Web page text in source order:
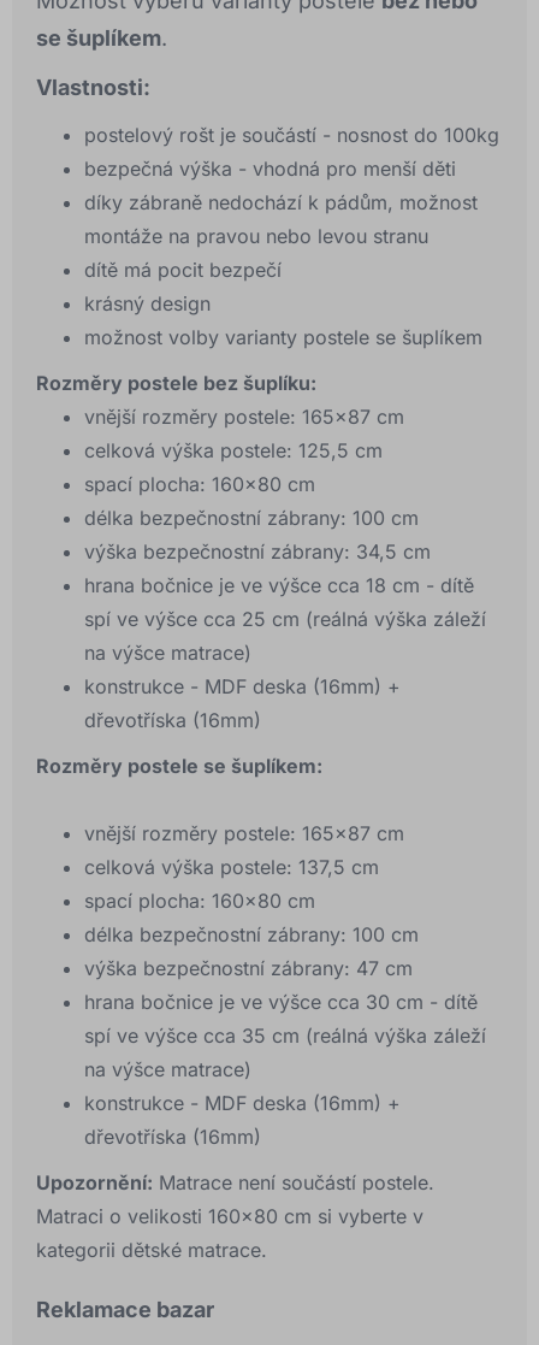
se šuplíkem.
Vlastnosti:
postelový rošt je součástí - nosnost do 100kg
bezpečná výška - vhodná pro menší děti
díky zábraně nedochází k pádům, možnost
montáže na pravou nebo levou stranu
dítě má pocit bezpečí
krásný design
možnost volby varianty postele se šuplíkem
Rozměry postele bez šuplíku:
vnější rozměry postele: 165x87 cm
celková výška postele: 125,5 cm
spací plocha: 160×80 cm
délka bezpečnostní zábrany: 100 cm
výška bezpečnostní zábrany: 34,5 cm
hrana bočnice je ve výšce cca 18 cm - dítě
spí ve výšce cca 25 cm (reálná výška záleží
na výšce matrace)
konstrukce - MDF deska (16mm) +
dřevotříska (16mm)
Rozměry postele se šuplíkem:
vnější rozměry postele: 165x87 cm
celková výška postele: 137,5 cm
spací plocha: 160×80 cm
délka bezpečnostní zábrany: 100 cm
výška bezpečnostní zábrany: 47 cm
hrana bočnice je ve výšce cca 30 cm - dítě
spí ve výšce cca 35 cm (reálná výška záleží
na výšce matrace)
konstrukce - MDF deska (16mm) +
dřevotříska (16mm)
Upozornění: Matrace není součástí postele.
Matraci o velikosti 160x80 cm si vyberte v
kategorii dětské matrace.
Reklamace bazar